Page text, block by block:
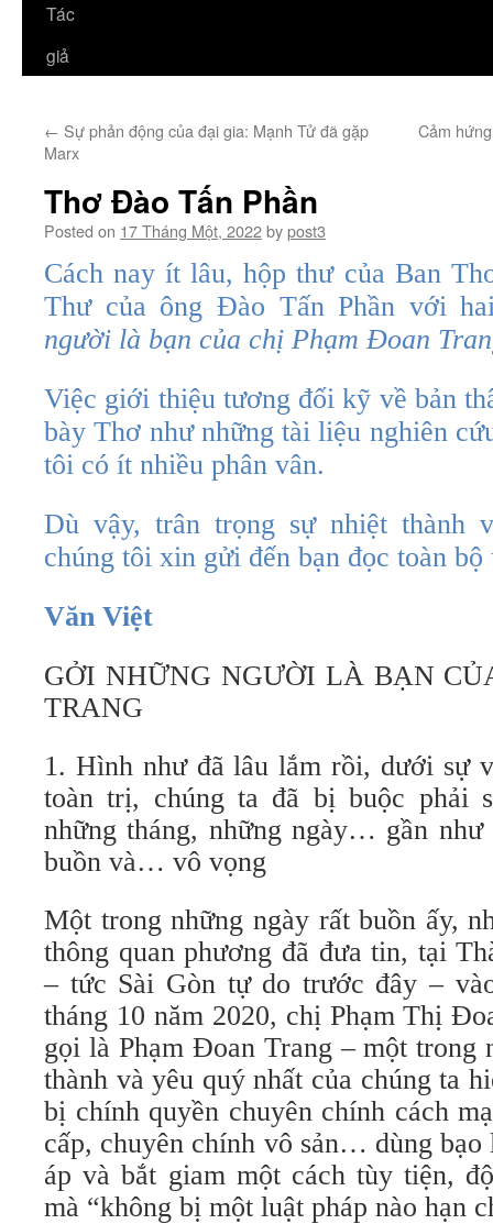
Tác
giả
← Sự phản động của đại gia: Mạnh Tử đã gặp
Marx
Cảm
Thơ Đào Tấn Phần
Posted on 17 Tháng Một, 2022bypost3
Cách nay ít lâu, hộp thư của Ban
Thư của ông Đào Tấn Phần với
người là bạn của chị Phạm Đoan
Việc giới thiệu tương đối kỹ về bản
bày Thơ như những tài liệu nghiên
tôi có ít nhiều phân vân.
Dù vậy, trân trọng sự nhiệt thành
chúng tôi xin gửi đến bạn đọc toàn bộ
Văn Việt
GỞI NHỮNG NGƯỜI LÀ BẠN
TRANG
1. Hình như đã lâu lắm rồi, dưới sự
toàn trị, chúng ta đã bị buộc phải
những tháng, những ngày… gần
buồn và… vô vọng
Một trong những ngày rất buồn ấy,
thông quan phương đã đưa tin, tại
– tức Sài Gòn tự do trước đây –
tháng 10 năm 2020, chị Phạm Thị
gọi là Phạm Đoan Trang – một trong
thành và yêu quý nhất của chúng ta
bị chính quyền chuyên chính cách
cấp, chuyên chính vô sản… dùng bạo
áp và bắt giam một cách tùy tiện,
mà “không bị một luật pháp nào hạn